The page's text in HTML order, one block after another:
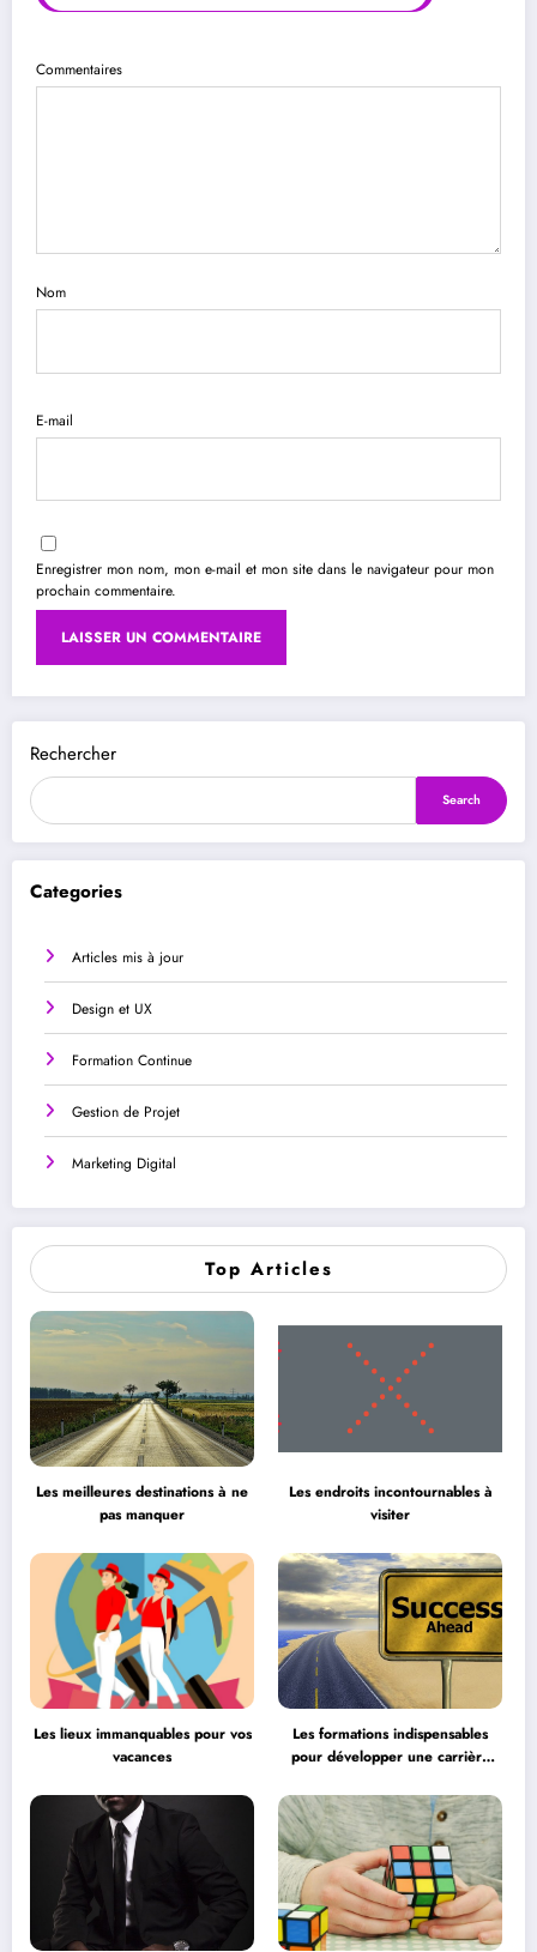
Rechercher
Search
Categories
Articles mis à jour
Design et UX
Formation Continue
Gestion de Projet
Marketing Digital
Commentaires
Nom
E-mail
Enregistrer mon nom, mon e-mail et mon site dans le navigateur pour mon
prochain commentaire.
Top Articles
Les meilleures destinations à ne
pas manquer
Les endroits incontournables à
visiter
Les lieux immanquables pour vos
vacances
Les formations indispensables
pour développer une carrière